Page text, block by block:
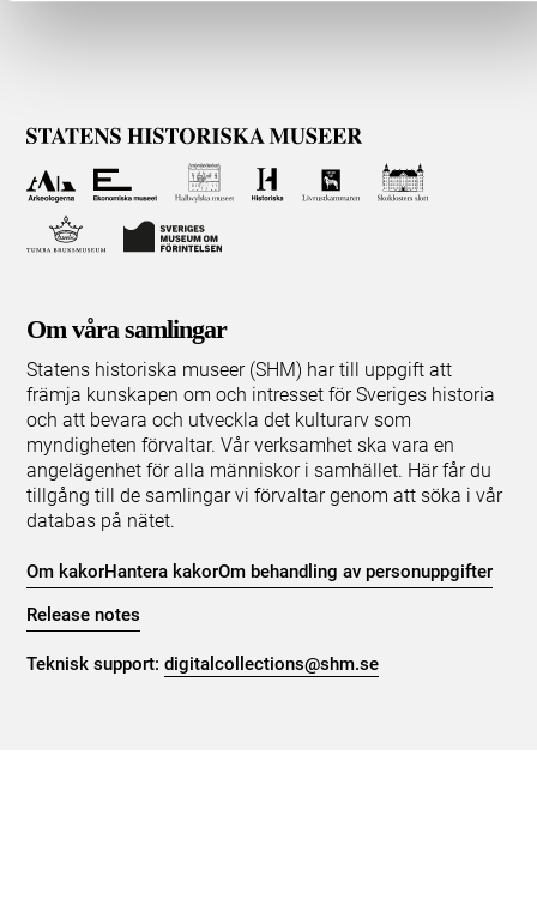
Om våra samlingar
Statens historiska museer (SHM) har till uppgift att
främja kunskapen om och intresset för Sveriges historia
och att bevara och utveckla det kulturarv som
myndigheten förvaltar. Vår verksamhet ska vara en
angelägenhet för alla människor i samhället. Här får du
tillgång till de samlingar vi förvaltar genom att söka i vår
databas på nätet.
Om kakorHantera kakorOm behandling av personuppgifter
Release notes
Teknisk support:digitalcollections@shm.se